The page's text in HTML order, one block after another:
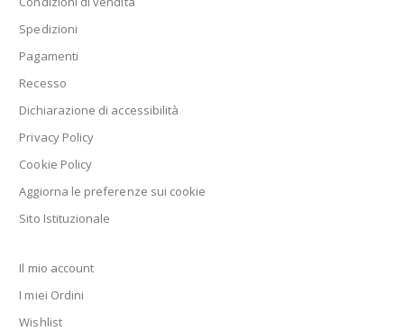
Spedizioni
Pagamenti
Recesso
Dichiarazione di accessibilità
Privacy Policy
Cookie Policy
Aggiorna le preferenze sui cookie
Sito Istituzionale
Il mio account
I miei Ordini
Wishlist